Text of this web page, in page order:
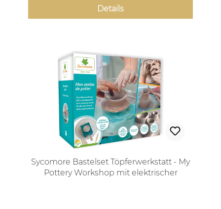
Details
Sycomore Bastelset Töpferwerkstatt - My
Pottery Workshop mit elektrischer